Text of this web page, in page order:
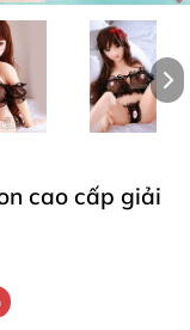
cao cấp giải